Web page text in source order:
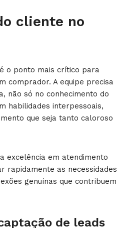
cliente no
o ponto mais crítico para
comprador. A equipe precisa
não só no conhecimento do
habilidades interpessoais,
que seja tanto caloroso
excelência em atendimento
rapidamente as necessidades
genuínas que contribuem
de leads